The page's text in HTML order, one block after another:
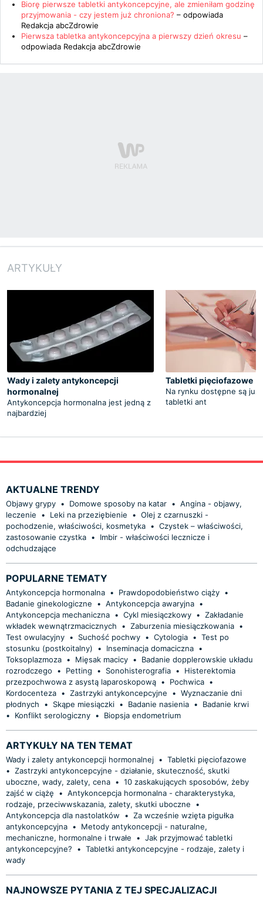
Biorę pierwsze tabletki antykoncepcyjne, ale zmieniłam godzinę
przyjmowania - czy jestem już chroniona? – odpowiada
Redakcja abcZdrowie
Pierwsza tabletka antykoncepcyjna a pierwszy dzień okresu –
odpowiada Redakcja abcZdrowie
ARTYKUŁY
Wady i zalety antykoncepcji
hormonalnej
Antykoncepcja hormonalna jest jedną z
najbardziej
Tabletki pięciofazowe
Na rynku dostępne są już
tabletki ant
AKTUALNE TRENDY
Objawy grypy • Domowe sposoby na katar • Angina - objawy,
leczenie
• Leki na przeziębienie • Olej z czarnuszki -
pochodzenie, właściwości, kosmetyka • Czystek – właściwości,
zastosowanie czystka •
Imbir - właściwości lecznicze i
odchudzające
POPULARNE TEMATY
Antykoncepcja hormonalna • Prawdopodobieństwo ciąży •
Badanie ginekologiczne
• Antykoncepcja awaryjna •
Antykoncepcja mechaniczna • Cykl miesiączkowy • Zakładanie
wkładek wewnątrzmacicznych
• Zaburzenia miesiączkowania •
Test owulacyjny • Suchość pochwy • Cytologia • Test po
stosunku (postkoitalny)
• Inseminacja domaciczna •
Toksoplazmoza • Mięsak macicy •
Badanie dopplerowskie układu
rozrodczego
• Petting • Sonohisterografia •
Histerektomia
przezpochwowa z asystą laparoskopową • Pochwica •
Kordocenteza • Zastrzyki antykoncepcyjne • Wyznaczanie dni
płodnych
• Skąpe miesiączki • Badanie nasienia •
Badanie krwi
•
Konflikt serologiczny • Biopsja endometrium
ARTYKUŁY NA TEN TEMAT
Wady i zalety antykoncepcji hormonalnej • Tabletki pięciofazowe
• Zastrzyki antykoncepcyjne - działanie, skuteczność, skutki
uboczne, wady, zalety, cena • 10 zaskakujących sposobów, żeby
zajść w ciążę
• Antykoncepcja hormonalna - charakterystyka,
rodzaje, przeciwwskazania, zalety, skutki uboczne
•
Antykoncepcja dla nastolatków
• Za wcześnie wzięta pigułka
antykoncepcyjna •
Metody antykoncepcji - naturalne,
mechaniczne, hormonalne i trwałe
• Jak przyjmować tabletki
antykoncepcyjne?
• Tabletki antykoncepcyjne - rodzaje, zalety i
wady
NAJNOWSZE PYTANIA Z TEJ SPECJALIZACJI